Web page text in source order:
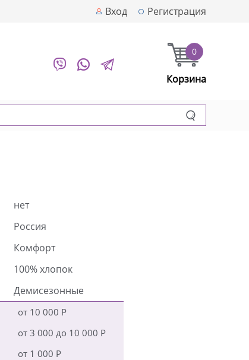
Вход Регистрация
0
Корзина
нет
Россия
Комфорт
100% хлопок
Демисезонные
от 10 000 Р
от 3 000 до 10 000 Р
от 1 000 Р